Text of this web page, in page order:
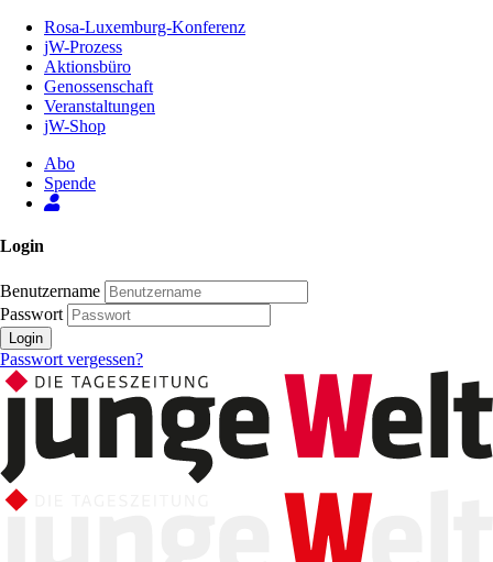
Inhalt
Seite
Rosa-Luxemburg-Konferenz
jW-Prozess
Aktionsbüro
Genossenschaft
Veranstaltungen
jW-Shop
Abo
Spende
Login
Benutzername
Passwort
Login
Passwort vergessen?